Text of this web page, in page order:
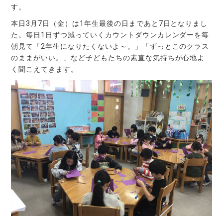
す。
本日3月7日（金）は1年生最後の日まであと7日となりまし
た。毎日1日ずつ減っていくカウントダウンカレンダーを毎
朝見て「2年生になりたくないよ～。」「ずっとこのクラス
のままがいい。」など子どもたちの素直な気持ちが心地よ
く聞こえてきます。